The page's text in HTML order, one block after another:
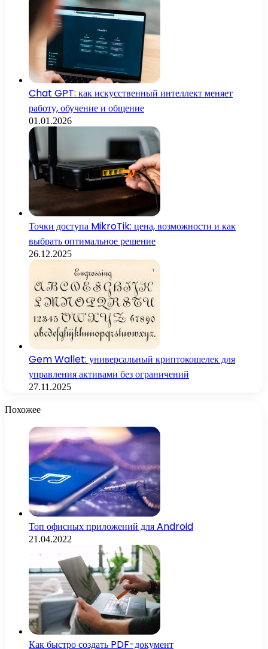
Chat GPT: как искусственный интеллект меняет
работу, обучение и общение
01.01.2026
Точки доступа MikroTik: цена, возможности и как
выбрать оптимальное решение
26.12.2025
Gem Wallet: универсальный криптокошелек для
управления активами без ограничений
27.11.2025
Похожее
Топ офисных приложений для Android
21.04.2022
Как быстро создать PDF-документ